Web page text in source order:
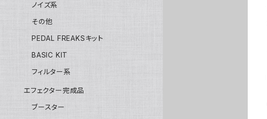
ノイズ系
その他
PEDAL FREAKSキット
BASIC KIT
フィルター系
エフェクター完成品
ブースター